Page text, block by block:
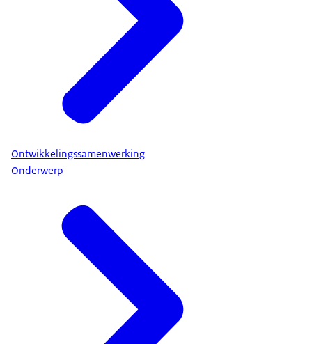
Ontwikkelingssamenwerking
Onderwerp